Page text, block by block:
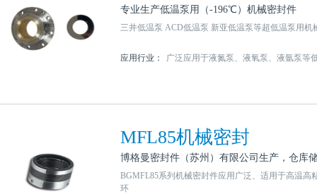
专业生产低温泵用（-196℃）机械密封件
三井低温泵 ACD低温泵 新亚低温泵等超低温泵用机
应用行业： 广泛应用于液氮泵、液氧泵、液氩泵等
MFL85机械密封
博格曼密封件（苏州）有限公司生产，仓库
BGMFL85系列机械密封件应用广泛、适用于高温高
环